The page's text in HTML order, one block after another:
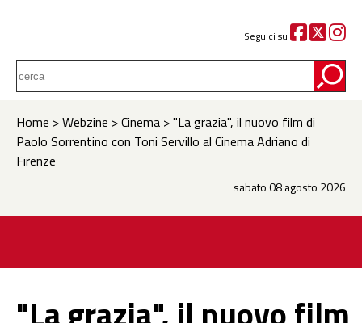
Seguici su
Home > Webzine >Cinema > "La grazia", il nuovo film di
Paolo Sorrentino con Toni Servillo al Cinema Adriano di
Firenze
sabato 08 agosto 2026